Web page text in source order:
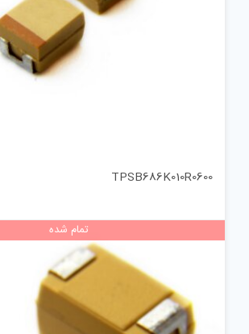
TPSB686K010R0600
تمام شده